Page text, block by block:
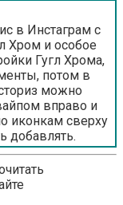
в Инстаграм с
Хром и особое
Гугл Хрома,
потом в
можно
вправо и
иконкам сверху
добавлять.